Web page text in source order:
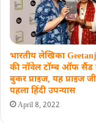
भारतीय लेखिका
की नॉवेल टॉम्ब ऑफ सैंड
बुकर प्राइज, यह प्राइज
पहला हिंदी उपन्यास
April 8, 2022